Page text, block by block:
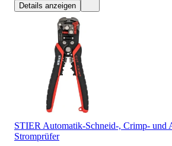
Details anzeigen
STIER Automatik-Schneid-, Crimp- und
Stromprüfer